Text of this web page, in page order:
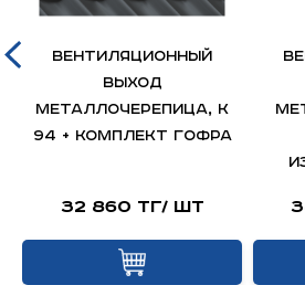
Вентиляционный
выход
металлочерепица, K
94 + комплект гофра
32 860 тг/ шт